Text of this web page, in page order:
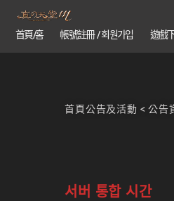
首頁/홈 帳號註冊 / 회원가입 遊戲
首頁公告及活動 <公告
서버 통합 시간